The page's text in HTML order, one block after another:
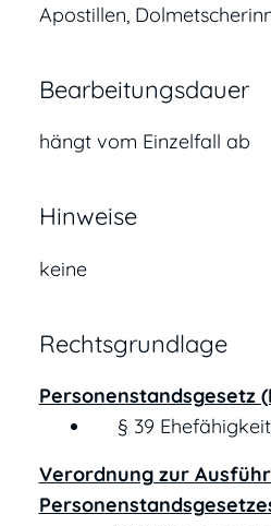
Apostillen,
Bearbeitungsdauer
hängt vom Einzelfall ab
Hinweise
keine
Rechtsgrundlage
Personenstandsgesetz
§ 39
Verordnung zur